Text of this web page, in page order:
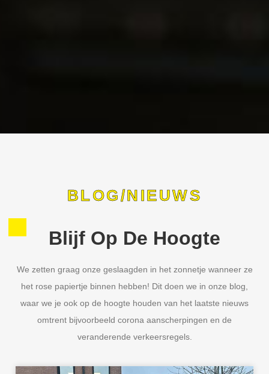
BLOG/NIEUWS
Blijf Op De Hoogte
We zetten graag onze geslaagden in het zonnetje wanneer ze
het rose papiertje binnen hebben! Dit doen we in onze blog,
waar we je ook op de hoogte houden van het laatste nieuws
omtrent bijvoorbeeld corona aanscherpingen en de
veranderende verkeersregels.